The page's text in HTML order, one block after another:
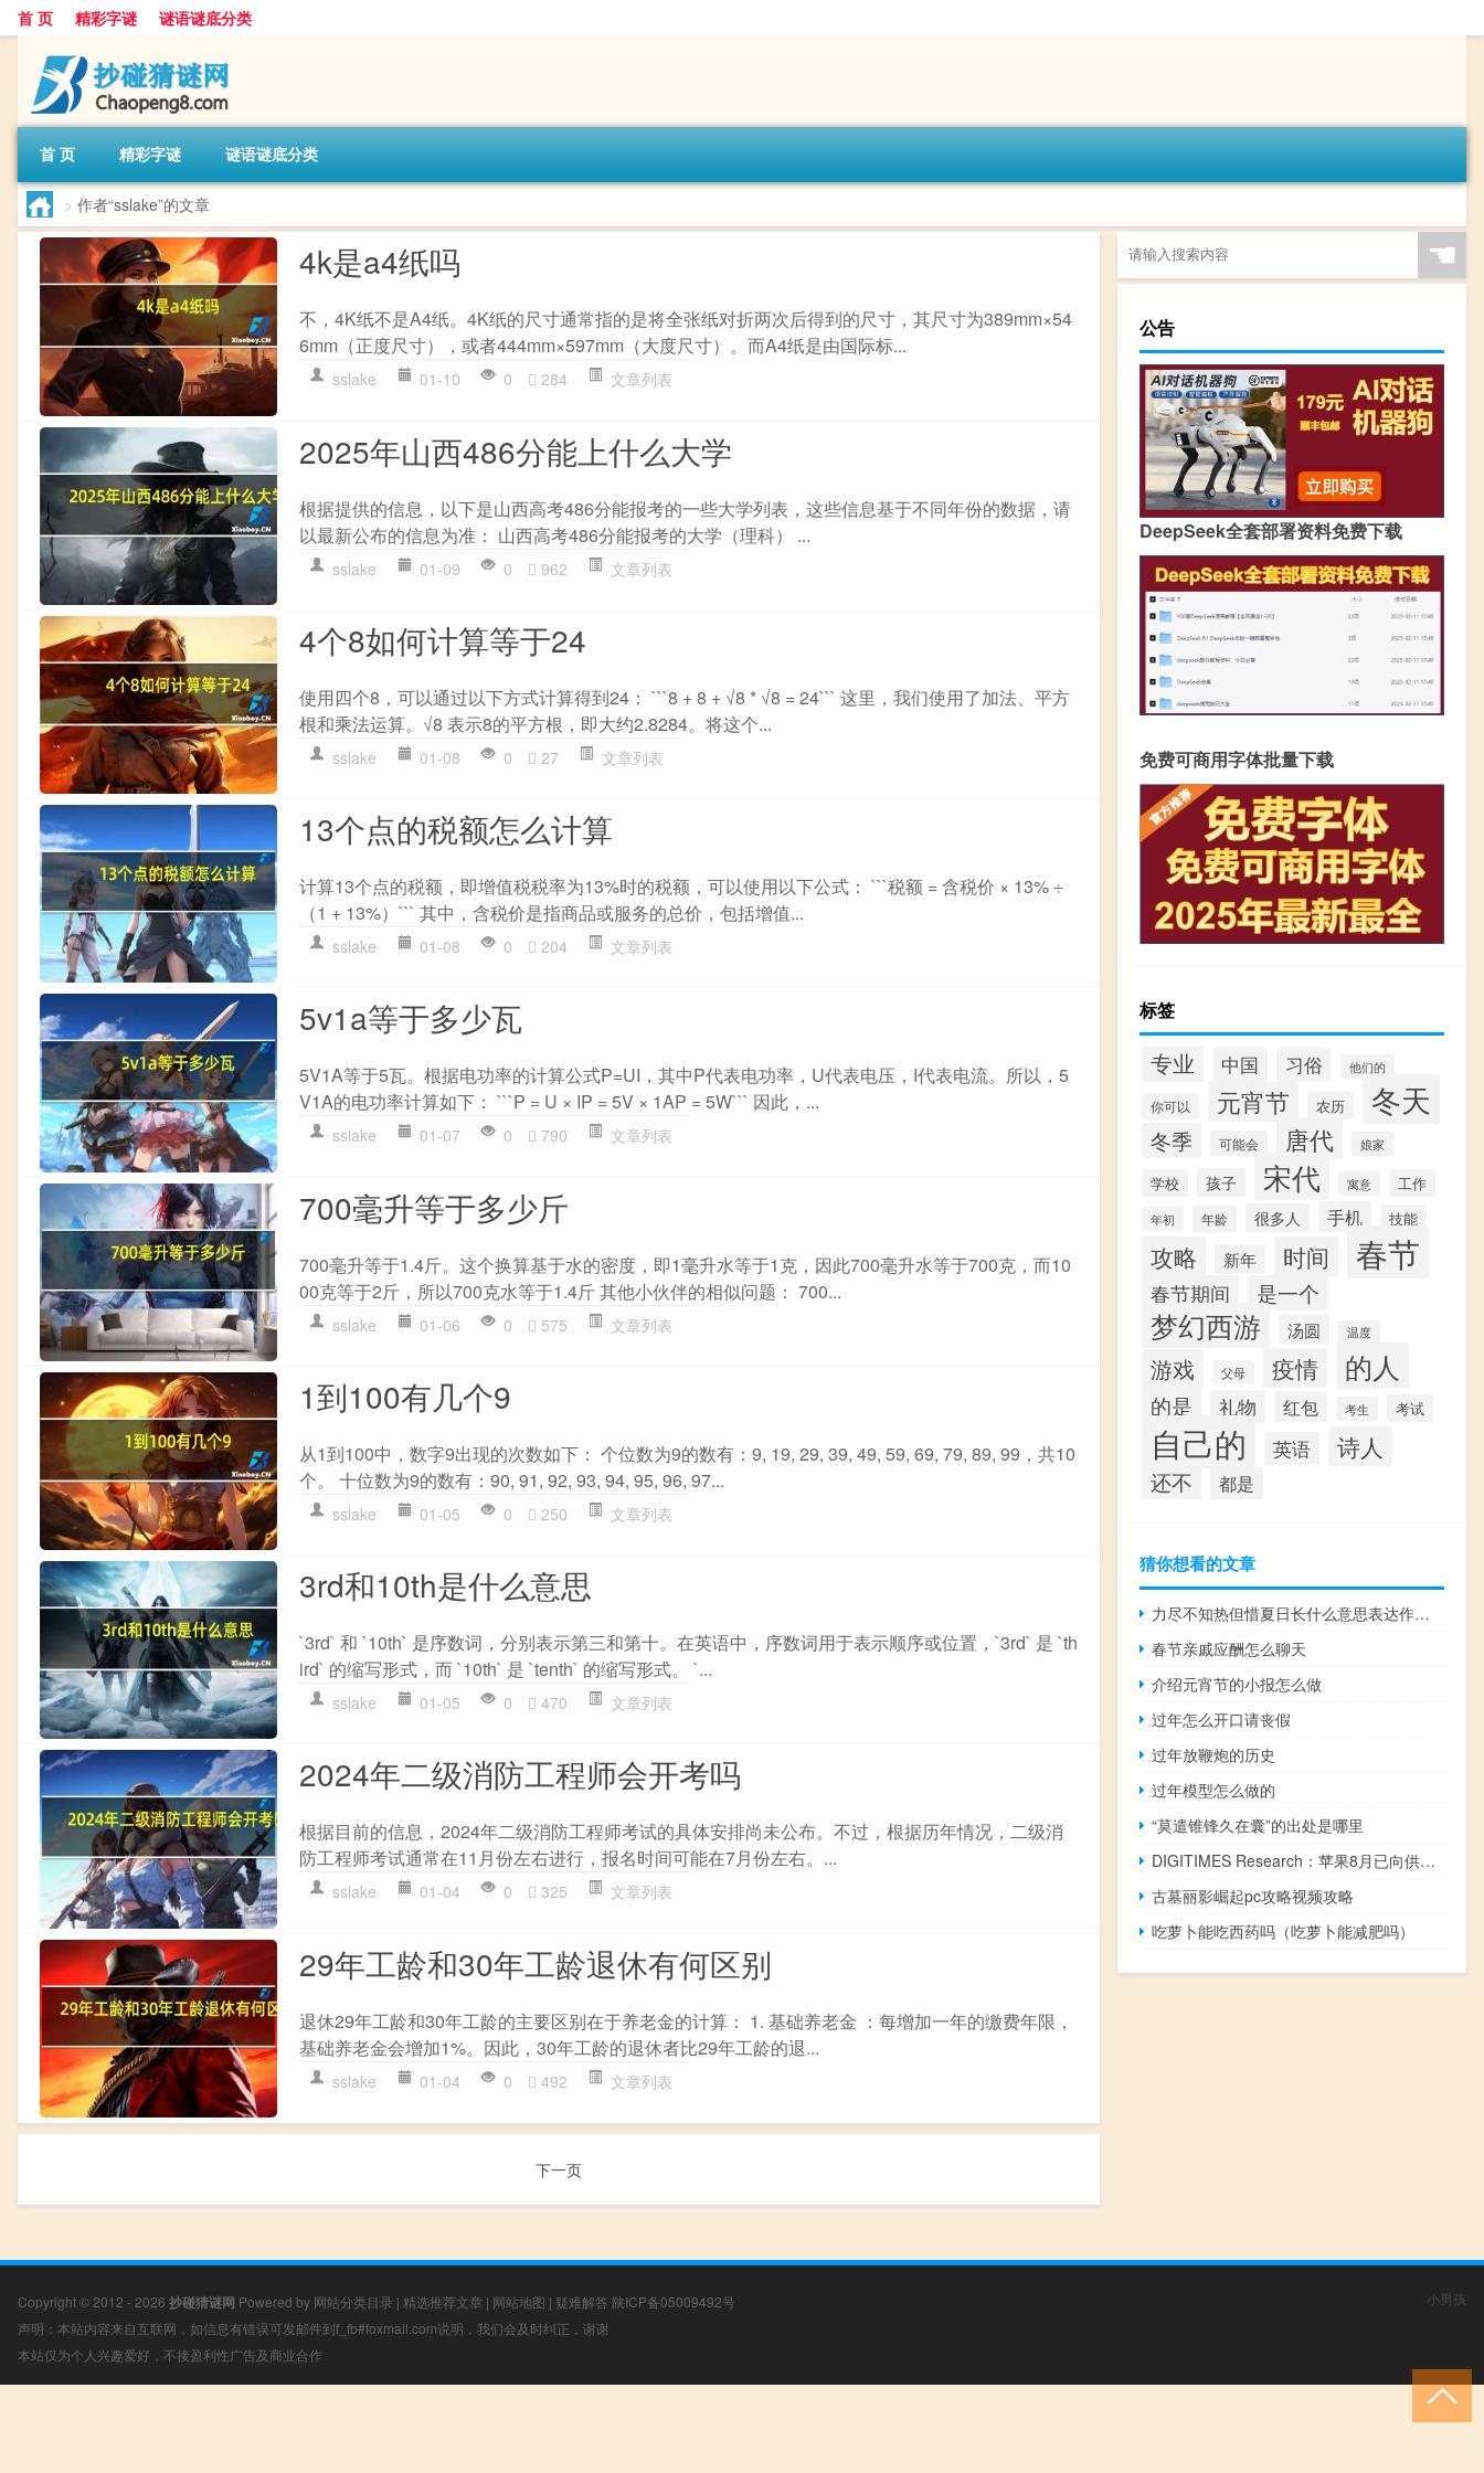
首 页 精彩字谜 谜语谜底分类
首 页 精彩字谜 谜语谜底分类
> 作者“sslake”的文章
4k是a4纸吗
不，4K纸不是A4纸。4K纸的尺寸通常指的是将全张纸对折两次后得到的尺寸，其尺寸为389mm×54
6mm（正度尺寸），或者444mm×597mm（大度尺寸）。而A4纸是由国际标...
sslake 01-10 0 284 文章列表
2025年山西486分能上什么大学
根据提供的信息，以下是山西高考486分能报考的一些大学列表，这些信息基于不同年份的数据，请
以最新公布的信息为准： 山西高考486分能报考的大学（理科） ...
sslake 01-09 0 962 文章列表
4个8如何计算等于24
使用四个8，可以通过以下方式计算得到24： ```8 + 8 + √8 * √8 = 24``` 这里，我们使用了加法、平方
根和乘法运算。√8 表示8的平方根，即大约2.8284。将这个...
sslake 01-08 0 27 文章列表
13个点的税额怎么计算
计算13个点的税额，即增值税税率为13%时的税额，可以使用以下公式： ```税额 = 含税价 × 13% ÷
（1 + 13%）``` 其中，含税价是指商品或服务的总价，包括增值...
sslake 01-08 0 204 文章列表
5v1a等于多少瓦
5V1A等于5瓦。根据电功率的计算公式P=UI，其中P代表电功率，U代表电压，I代表电流。所以，5
V1A的电功率计算如下： ```P = U × IP = 5V × 1AP = 5W``` 因此，...
sslake 01-07 0 790 文章列表
700毫升等于多少斤
700毫升等于1.4斤。这个换算基于水的密度，即1毫升水等于1克，因此700毫升水等于700克，而10
00克等于2斤，所以700克水等于1.4斤 其他小伙伴的相似问题： 700...
sslake 01-06 0 575 文章列表
1到100有几个9
从1到100中，数字9出现的次数如下： 个位数为9的数有：9, 19, 29, 39, 49, 59, 69, 79, 89, 99，共10
个。 十位数为9的数有：90, 91, 92, 93, 94, 95, 96, 97...
sslake 01-05 0 250 文章列表
3rd和10th是什么意思
`3rd` 和 `10th` 是序数词，分别表示第三和第十。在英语中，序数词用于表示顺序或位置，`3rd` 是 `th
ird` 的缩写形式，而 `10th` 是 `tenth` 的缩写形式。 `...
sslake 01-05 0 470 文章列表
2024年二级消防工程师会开考吗
根据目前的信息，2024年二级消防工程师考试的具体安排尚未公布。不过，根据历年情况，二级消
防工程师考试通常在11月份左右进行，报名时间可能在7月份左右。...
sslake 01-04 0 325 文章列表
29年工龄和30年工龄退休有何区别
退休29年工龄和30年工龄的主要区别在于养老金的计算： 1. 基础养老金 ：每增加一年的缴费年限，
基础养老金会增加1%。因此，30年工龄的退休者比29年工龄的退...
sslake 01-04 0 492 文章列表
下一页
☚
公告
DeepSeek全套部署资料免费下载
免费可商用字体批量下载
标签
专业 中国 习俗 他们的
你可以 元宵节 农历 冬天
冬季 可能会 唐代 娘家
学校 孩子 宋代 寓意 工作
年初 年龄 很多人 手机 技能
攻略 新年 时间 春节
春节期间 是一个
梦幻西游 汤圆 温度
游戏 父母 疫情 的人
的是 礼物 红包 考生 考试
自己的 英语 诗人
还不 都是
猜你想看的文章
力尽不知热但惜夏日长什么意思表达作者怎样的感情
春节亲戚应酬怎么聊天
介绍元宵节的小报怎么做
过年怎么开口请丧假
过年放鞭炮的历史
过年模型怎么做的
“莫遣锥锋久在囊”的出处是哪里
DIGITIMES Research：苹果8月已向供应链下达iPhone 15系列下半年订单 总数8000-9000万部
古墓丽影崛起pc攻略视频攻略
吃萝卜能吃西药吗（吃萝卜能减肥吗）
Copyright © 2012 - 2026 抄碰猜谜网 Powered by 网站分类目录 | 精选推荐文章 | 网站地图 | 疑难解答 陕ICP备05009492号
声明：本站内容来自互联网，如信息有错误可发邮件到f_fb#foxmail.com说明，我们会及时纠正，谢谢
本站仅为个人兴趣爱好，不接盈利性广告及商业合作
小男孩